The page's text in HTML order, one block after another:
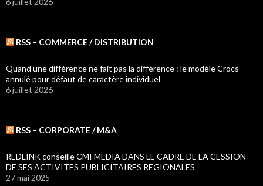
RSS – COMMERCE / DISTRIBUTION
Quand une différence ne fait pas la différence : le modèle Crocs
annulé pour défaut de caractère individuel
6 juillet 2026
RSS – CORPORATE / M&A
REDLINK conseille CMI MEDIA DANS LE CADRE DE LA CESSION
DE SES ACTIVITES PUBLICITAIRES REGIONALES
27 mai 2025